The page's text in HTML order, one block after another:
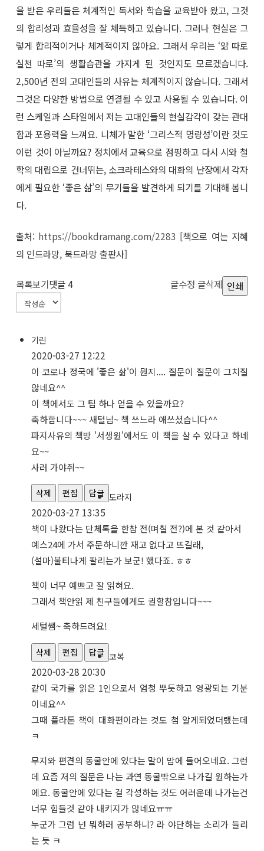
을 받은 우리들은 체계적인 독서와 학습을 교육받아 왔고, 그것
의 합리성과 효율성을 잘 체득하고 있습니다. 그러나 현실은 그
렇게 합리적이거나 체계적이지 않아요. 그래서 우리는 ‘앎 따로
실천 따로’의 생활습관을 가지게 된 것인지도 모르겠습니다.
2,500년 전의 고대인들의 사유는 체계적이지 않습니다. 그래서
그것은 다양한 방법으로 연결될 수 있고 사용될 수 있습니다. 이
런 스케일과 스타일에서 저는 고대인들의 현실감각이 갖는 관대
함과 포용력을 느껴요. 니체가 말한 ‘그리스적 명랑성’이란 것도
이런 것이 아닐까요? 정치에서 교육으로 점핑하고 다시 시와 철
학의 대립으로 건너뛰는, 소크라테스와의 대화의 난장에서 각자
에게 필요한 ‘좋은 삶’의 무기들을 발견하게 되기를 기대해 봅니
다.
출처: https://bookdramang.com/2283 [책으로 여는 지혜
의 인드라망, 북드라망 출판사]
인쇄
목록보기 글수정 글삭제
댓글4
기린
2020-03-27 12:22
이 코로나 정국에 '좋은 삶'이 뭔지.... 질문이 질문이 그치질
않네요^^
이 책에서도 그 팁 하나 얻을 수 있을까요?
축하합니다~~~ 새털님~ 책 쓰느라 애쓰셨습니다^^
파지사유의 책방 '서생원'에서도 이 책을 살 수 있다고 하네
요~~
사러 가야쥐~~
삭제 편집 답글 도라지
2020-03-27 13:35
책이 나왔다는 단체톡을 한참 전(며칠 전?)에 본 것 같아서
예스24에 가서 주문하니깐 재고 없다고 뜨길래,
(설마)불티나게 팔리는가 보군! 했다죠. ㅎㅎ
책이 너무 예쁘고 잘 읽혀요.
그래서 책안읽 제 친구들에게도 권할참입니다~~~
세털쌤~ 축하드려요!
삭제 편집 답글 코복
2020-03-28 20:30
같이 국가를 읽은 1인으로서 엄청 뿌듯하고 영광되는 기분
이네요^^
그때 플라톤 책이 대화편이라는 것도 첨 알게되었더랬는데
ㅋ
무지와 편견의 동굴안에 있다는 말이 맘에 들어오네요. 그런
데 요즘 저의 질문은 나는 과연 동굴밖으로 나가길 원하는가
에요. 동굴안에 있다는 걸 각성하는 것도 어려운데 나가는건
너무 힘들것 같아 내키지가 않네요ㅠㅠ
누군가 그럼 넌 뭐하러 공부하니? 라 야단하는 소리가 들리
는 듯 ㅋ